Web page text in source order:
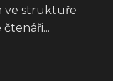
ve struktuře